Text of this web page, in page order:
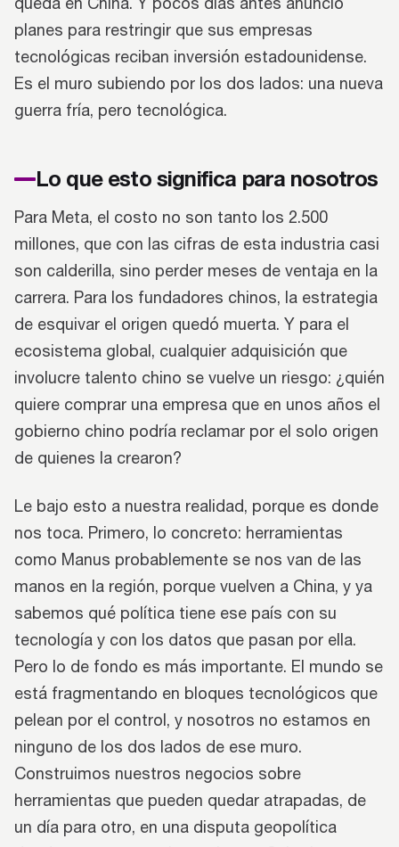
planes para restringir que sus empresas
tecnológicas reciban inversión estadounidense.
Es el muro subiendo por los dos lados: una nueva
guerra fría, pero tecnológica.
Lo que esto significa para nosotros
Para Meta, el costo no son tanto los 2.500
millones, que con las cifras de esta industria casi
son calderilla, sino perder meses de ventaja en la
carrera. Para los fundadores chinos, la estrategia
de esquivar el origen quedó muerta. Y para el
ecosistema global, cualquier adquisición que
involucre talento chino se vuelve un riesgo: ¿quién
quiere comprar una empresa que en unos años el
gobierno chino podría reclamar por el solo origen
de quienes la crearon?
Le bajo esto a nuestra realidad, porque es donde
nos toca. Primero, lo concreto: herramientas
como Manus probablemente se nos van de las
manos en la región, porque vuelven a China, y ya
sabemos qué política tiene ese país con su
tecnología y con los datos que pasan por ella.
Pero lo de fondo es más importante. El mundo se
está fragmentando en bloques tecnológicos que
pelean por el control, y nosotros no estamos en
ninguno de los dos lados de ese muro.
Construimos nuestros negocios sobre
herramientas que pueden quedar atrapadas, de
un día para otro, en una disputa geopolítica